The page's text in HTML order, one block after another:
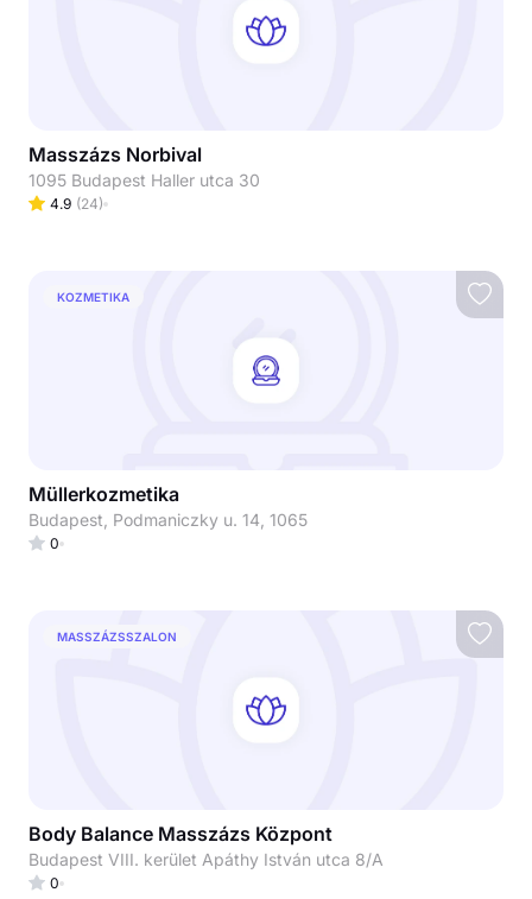
Masszázs Norbival
1095 Budapest Haller utca 30
4.9 (24)
KOZMETIKA
Müllerkozmetika
Budapest, Podmaniczky u. 14, 1065
0
MASSZÁZSSZALON
Body Balance Masszázs Központ
Budapest VIII. kerület Apáthy István utca 8/A
0